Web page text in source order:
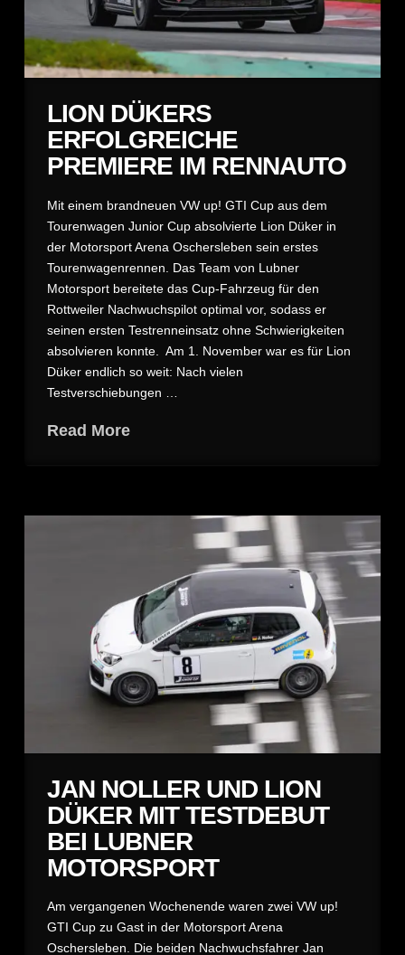
LION DÜKERS
ERFOLGREICHE
PREMIERE IM RENNAUTO
Mit einem brandneuen VW up! GTI Cup aus dem
Tourenwagen Junior Cup absolvierte Lion Düker in
der Motorsport Arena Oschersleben sein erstes
Tourenwagenrennen. Das Team von Lubner
Motorsport bereitete das Cup-Fahrzeug für den
Rottweiler Nachwuchspilot optimal vor, sodass er
seinen ersten Testrenneinsatz ohne Schwierigkeiten
absolvieren konnte. Am 1. November war es für Lion
Düker endlich so weit: Nach vielen
Testverschiebungen …
Read More
JAN NOLLER UND LION
DÜKER MIT TESTDEBUT
BEI LUBNER
MOTORSPORT
Am vergangenen Wochenende waren zwei VW up!
GTI Cup zu Gast in der Motorsport Arena
Oschersleben. Die beiden Nachwuchsfahrer Jan